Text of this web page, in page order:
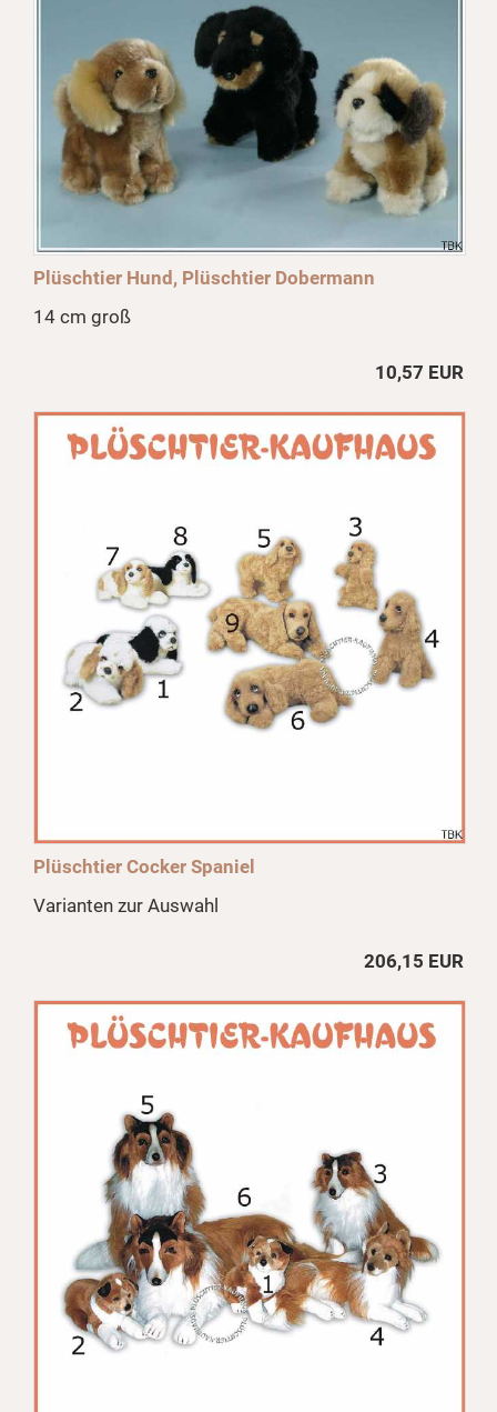
Plüschtier Hund, Plüschtier Dobermann
14 cm groß
10,57 EUR
Plüschtier Cocker Spaniel
Varianten zur Auswahl
206,15 EUR